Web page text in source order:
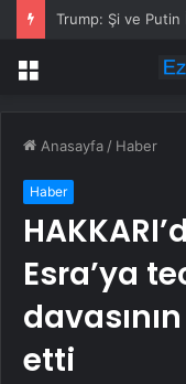
Trump: Şi ve Putin
Menü
Anasayfa / Haber
Haber
Esra’ya
etti